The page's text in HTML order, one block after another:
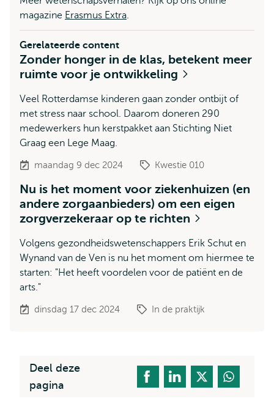
magazine Erasmus Extra.
Gerelateerde content
Zonder honger in de klas, betekent meer
ruimte voor je ontwikkeling
Veel Rotterdamse kinderen gaan zonder ontbijt of
met stress naar school. Daarom doneren 290
medewerkers hun kerstpakket aan Stichting Niet
Graag een Lege Maag.
maandag 9 dec 2024 Kwestie 010
Nu is het moment voor ziekenhuizen (en
andere zorgaanbieders) om een eigen
zorgverzekeraar op te richten
Volgens gezondheidswetenschappers Erik Schut en
Wynand van de Ven is nu het moment om hiermee te
starten: "Het heeft voordelen voor de patiënt en de
arts."
dinsdag 17 dec 2024 In de praktijk
Deel deze
pagina